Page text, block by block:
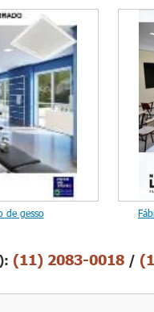
de gesso
(11) 2083-0018 /